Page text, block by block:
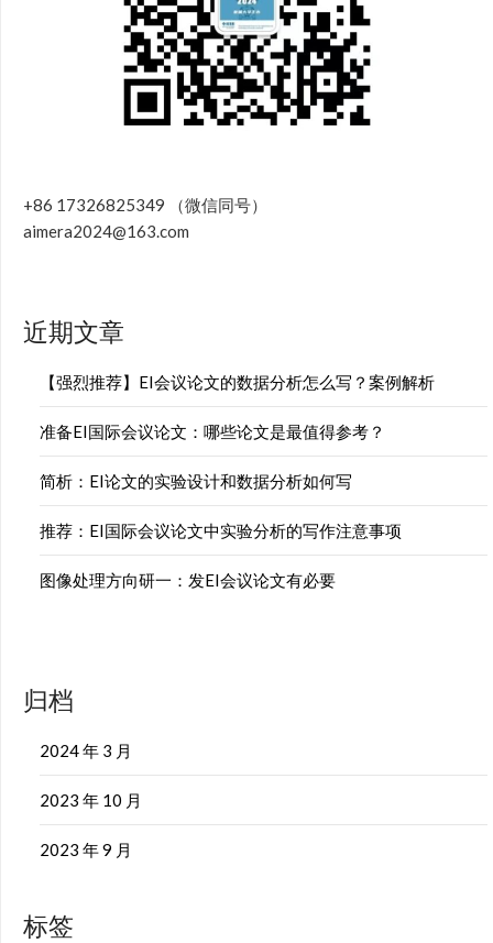
+86 17326825349 （微信同号）
aimera2024@163.com
近期文章
【强烈推荐】EI会议论文的数据分析怎么写？案例解析
准备EI国际会议论文：哪些论文是最值得参考？
简析：EI论文的实验设计和数据分析如何写
推荐：EI国际会议论文中实验分析的写作注意事项
图像处理方向研一：发EI会议论文有必要
归档
2024 年 3 月
2023 年 10 月
2023 年 9 月
标签